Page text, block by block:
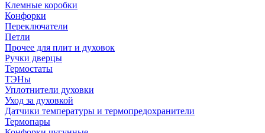
Клемные коробки
Конфорки
Переключатели
Петли
Прочее для плит и духовок
Ручки дверцы
Термостаты
ТЭНы
Уплотнители духовки
Уход за духовкой
Датчики температуры и термопредохранители
Термопары